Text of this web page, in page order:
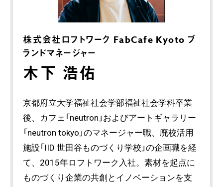
株式会社ロフトワーク FabCafe Kyoto ブ
ランドマネージャー
木下 浩佑
京都府立大学福祉社会学部福祉社会学科卒業
後、カフェ「neutron」およびアートギャラリー
「neutron tokyo」のマネージャー職、廃校活用
施設「IID 世田谷ものづくり学校」の企画職を経
て、2015年ロフトワーク入社。素材を起点に
ものづくり企業の共創とイノベーションを支